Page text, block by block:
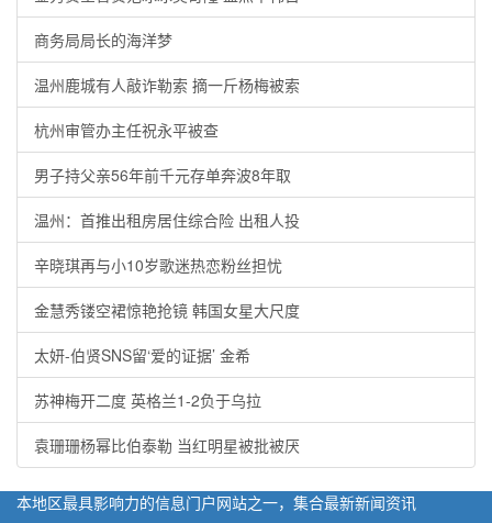
商务局局长的海洋梦
温州鹿城有人敲诈勒索 摘一斤杨梅被索
杭州审管办主任祝永平被查
男子持父亲56年前千元存单奔波8年取
温州：首推出租房居住综合险 出租人投
辛晓琪再与小10岁歌迷热恋粉丝担忧
金慧秀镂空裙惊艳抢镜 韩国女星大尺度
太妍-伯贤SNS留‘爱的证据’ 金希
苏神梅开二度 英格兰1-2负于乌拉
袁珊珊杨幂比伯泰勒 当红明星被批被厌
本地区最具影响力的信息门户网站之一，集合最新新闻资讯